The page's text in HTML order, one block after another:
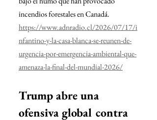
incendios forestales en Canadá.
https://www.adnradio.cl/2026/07/17/i
nfantino-y-la-casa-blanca-se-reunen-de-
urgencia-por-emergencia-ambiental-que-
amenaza-la-final-del-mundial-2026/
Trump abre una
ofensiva global contra